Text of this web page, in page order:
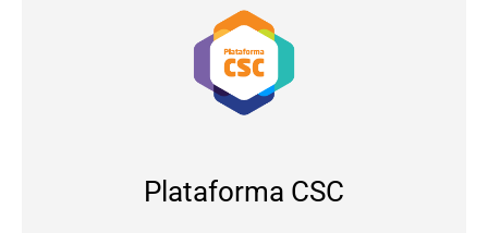
Plataforma CSC